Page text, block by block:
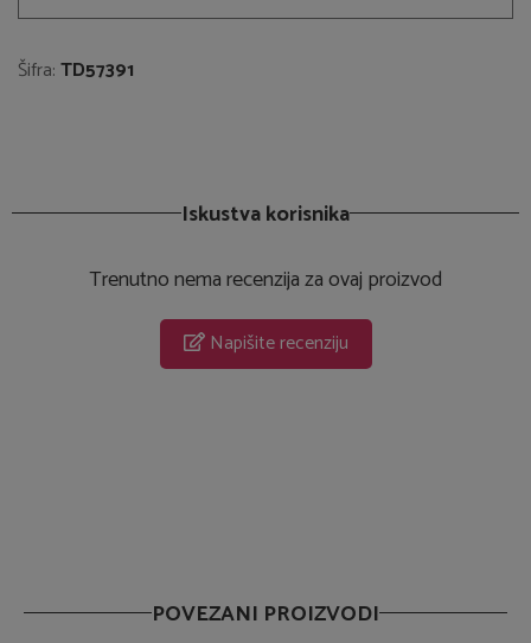
Šifra:TD57391
Iskustva korisnika
Trenutno nema recenzija za ovaj proizvod
Napišite recenziju
POVEZANI PROIZVODI